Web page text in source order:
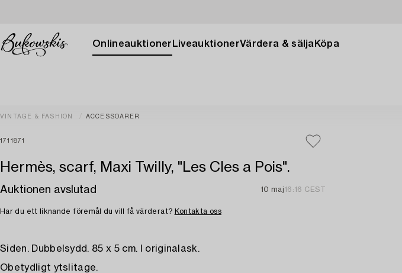
Onlineauktioner LiveauktionerVärdera & sälja Köpa
VINTAGE & FASHION ACCESSOARER
1711871
Hermès, scarf, Maxi Twilly, "Les Cles a Pois".
Auktionen avslutad 10 maj16:16 CEST
Har du ett liknande föremål du vill få värderat? Kontakta oss
Siden. Dubbelsydd. 85 x 5 cm. I originalask.
Obetydligt ytslitage.